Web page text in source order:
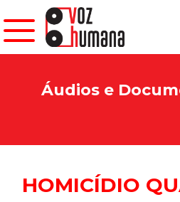
Áudios e
HOMICÍDIO